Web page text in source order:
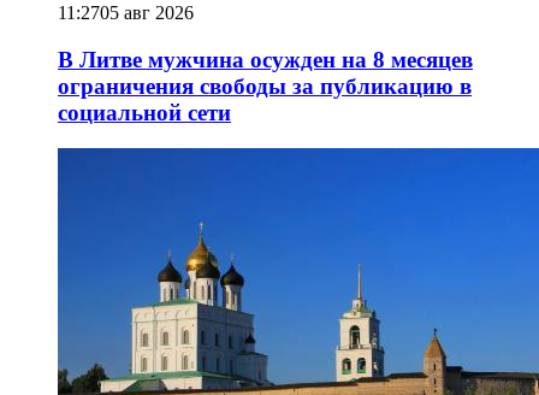
11:2705 авг 2026
В Литве мужчина осужден на 8 месяцев
ограничения свободы за публикацию в
социальной сети